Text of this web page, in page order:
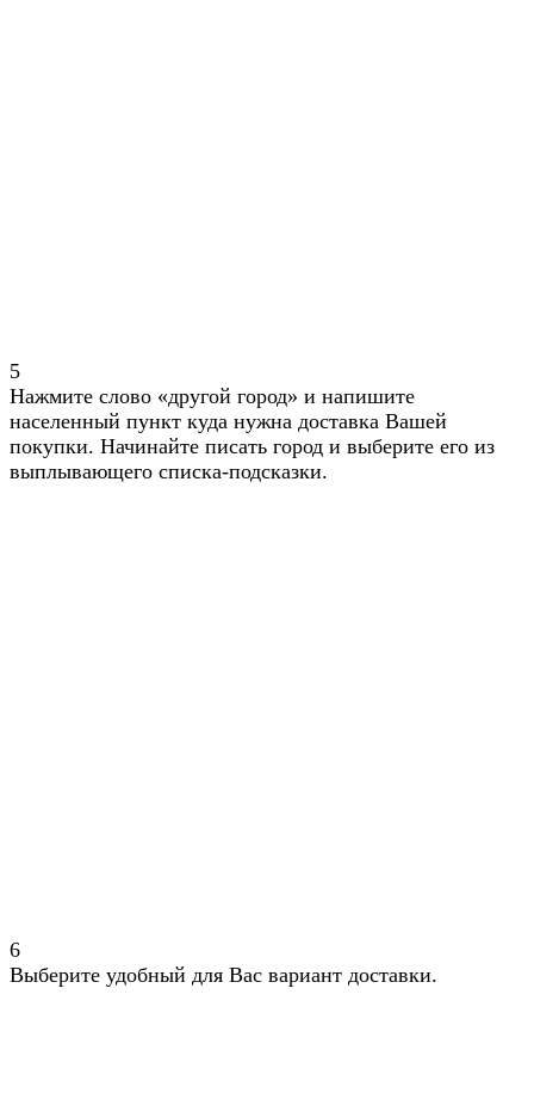
5
Нажмите слово «другой город» и напишите
населенный пункт куда нужна доставка Вашей
покупки. Начинайте писать город и выберите его из
выплывающего списка-подсказки.
6
Выберите удобный для Вас вариант доставки.